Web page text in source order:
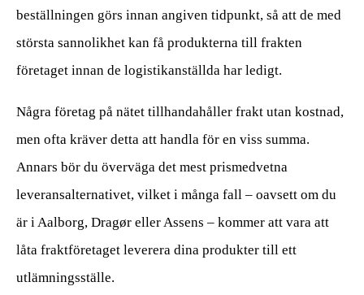
beställningen görs innan angiven tidpunkt, så att de med
största sannolikhet kan få produkterna till frakten
företaget innan de logistikanställda har ledigt.
Några företag på nätet tillhandahåller frakt utan kostnad,
men ofta kräver detta att handla för en viss summa.
Annars bör du överväga det mest prismedvetna
leveransalternativet, vilket i många fall – oavsett om du
är i Aalborg, Dragør eller Assens – kommer att vara att
låta fraktföretaget leverera dina produkter till ett
utlämningsställe.